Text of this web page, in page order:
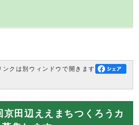
ンクは別ウィンドウで開きます
田辺ええまちつくろうカ